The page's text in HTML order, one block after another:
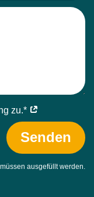
zu.*
Senden
müssen ausgefüllt werden.